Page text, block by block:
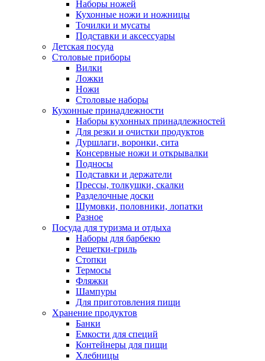
Наборы ножей
Кухонные ножи и ножницы
Точилки и мусаты
Подставки и аксессуары
Детская посуда
Столовые приборы
Вилки
Ложки
Ножи
Столовые наборы
Кухонные принадлежности
Наборы кухонных принадлежностей
Для резки и очистки продуктов
Дуршлаги, воронки, сита
Консервные ножи и открывалки
Подносы
Подставки и держатели
Прессы, толкушки, скалки
Разделочные доски
Шумовки, половники, лопатки
Разное
Посуда для туризма и отдыха
Наборы для барбекю
Решетки-гриль
Стопки
Термосы
Фляжки
Шампуры
Для приготовления пищи
Хранение продуктов
Банки
Емкости для специй
Контейнеры для пищи
Хлебницы